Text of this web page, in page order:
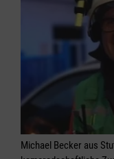
Michael Becker aus